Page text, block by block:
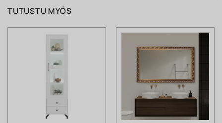
TUTUSTU MYÖS